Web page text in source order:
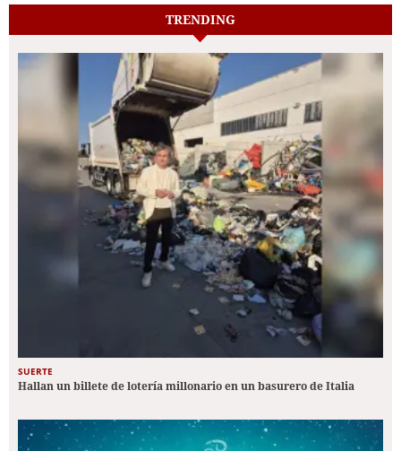
TRENDING
SUERTE
Hallan un billete de lotería millonario en un basurero de Italia